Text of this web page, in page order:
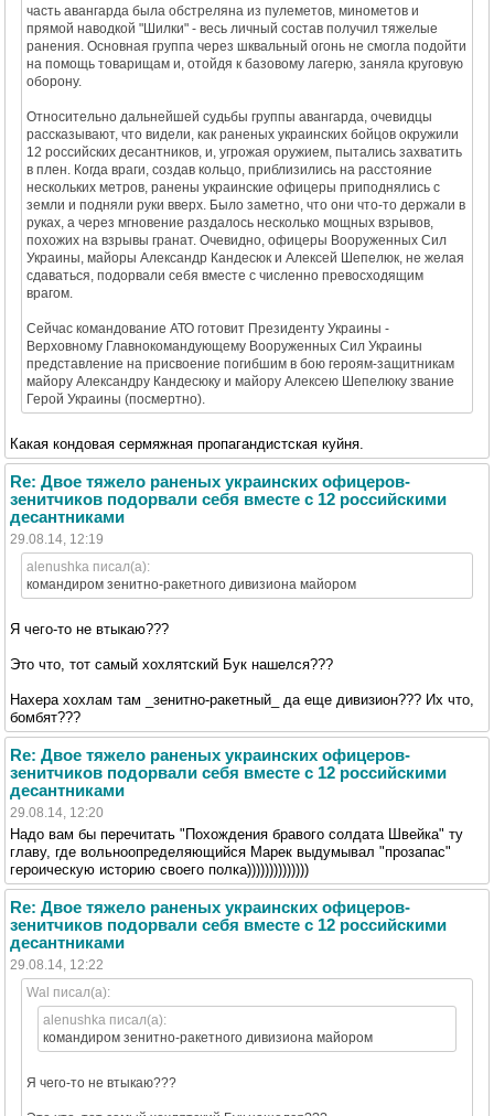
часть авангарда была обстреляна из пулеметов, минометов и
прямой наводкой "Шилки" - весь личный состав получил тяжелые
ранения. Основная группа через шквальный огонь не смогла подойти
на помощь товарищам и, отойдя к базовому лагерю, заняла круговую
оборону.
Относительно дальнейшей судьбы группы авангарда, очевидцы
рассказывают, что видели, как раненых украинских бойцов окружили
12 российских десантников, и, угрожая оружием, пытались захватить
в плен. Когда враги, создав кольцо, приблизились на расстояние
нескольких метров, ранены украинские офицеры приподнялись с
земли и подняли руки вверх. Было заметно, что они что-то держали в
руках, а через мгновение раздалось несколько мощных взрывов,
похожих на взрывы гранат. Очевидно, офицеры Вооруженных Сил
Украины, майоры Александр Кандесюк и Алексей Шепелюк, не желая
сдаваться, подорвали себя вместе с численно превосходящим
врагом.
Сейчас командование АТО готовит Президенту Украины -
Верховному Главнокомандующему Вооруженных Сил Украины
представление на присвоение погибшим в бою героям-защитникам
майору Александру Кандесюку и майору Алексею Шепелюку звание
Герой Украины (посмертно).
Какая кондовая сермяжная пропагандистская куйня.
Re: Двое тяжело раненых украинских офицеров-
зенитчиков подорвали себя вместе с 12 российскими
десантниками
29.08.14, 12:19
alenushka писал(а):
командиром зенитно-ракетного дивизиона майором
Я чего-то не втыкаю???
Это что, тот самый хохлятский Бук нашелся???
Нахера хохлам там _зенитно-ракетный_ да еще дивизион??? Их что,
бомбят???
Re: Двое тяжело раненых украинских офицеров-
зенитчиков подорвали себя вместе с 12 российскими
десантниками
29.08.14, 12:20
Надо вам бы перечитать "Похождения бравого солдата Швейка" ту
главу, где вольноопределяющийся Марек выдумывал "прозапас"
героическую историю своего полка))))))))))))))
Re: Двое тяжело раненых украинских офицеров-
зенитчиков подорвали себя вместе с 12 российскими
десантниками
29.08.14, 12:22
Wal писал(а):
alenushka писал(а):
командиром зенитно-ракетного дивизиона майором
Я чего-то не втыкаю???